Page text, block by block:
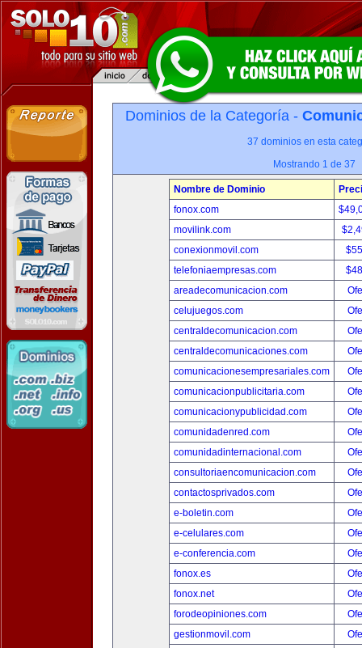
Dominios de la Categoría -
37 dominios en esta
Mostrando 1 de 37
Nombre de Dominio
fonox.com
movilink.com
conexionmovil.com
telefoniaempresas.com
areadecomunicacion.com
celujuegos.com
centraldecomunicacion.com
centraldecomunicaciones.com
comunicacionesempresariales.com
comunicacionpublicitaria.com
comunicacionypublicidad.com
comunidadenred.com
comunidadinternacional.com
consultoriaencomunicacion.com
contactosprivados.com
e-boletin.com
e-celulares.com
e-conferencia.com
fonox.es
fonox.net
forodeopiniones.com
gestionmovil.com